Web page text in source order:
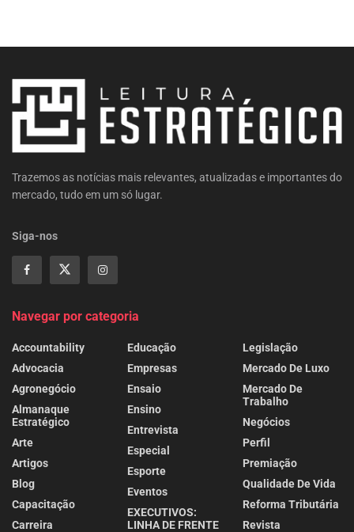
Trazemos as notícias mais relevantes, atualizadas e importantes do
mercado, tudo em um só lugar.
Siga-nos
Navegar por categoria
Accountability
Advocacia
Agronegócio
Almanaque
Estratégico
Arte
Artigos
Blog
Capacitação
Carreira
Educação
Empresas
Ensaio
Ensino
Entrevista
Especial
Esporte
Eventos
EXECUTIVOS:
LINHA DE FRENTE
Legislação
Mercado De Luxo
Mercado De
Trabalho
Negócios
Perfil
Premiação
Qualidade De Vida
Reforma Tributária
Revista